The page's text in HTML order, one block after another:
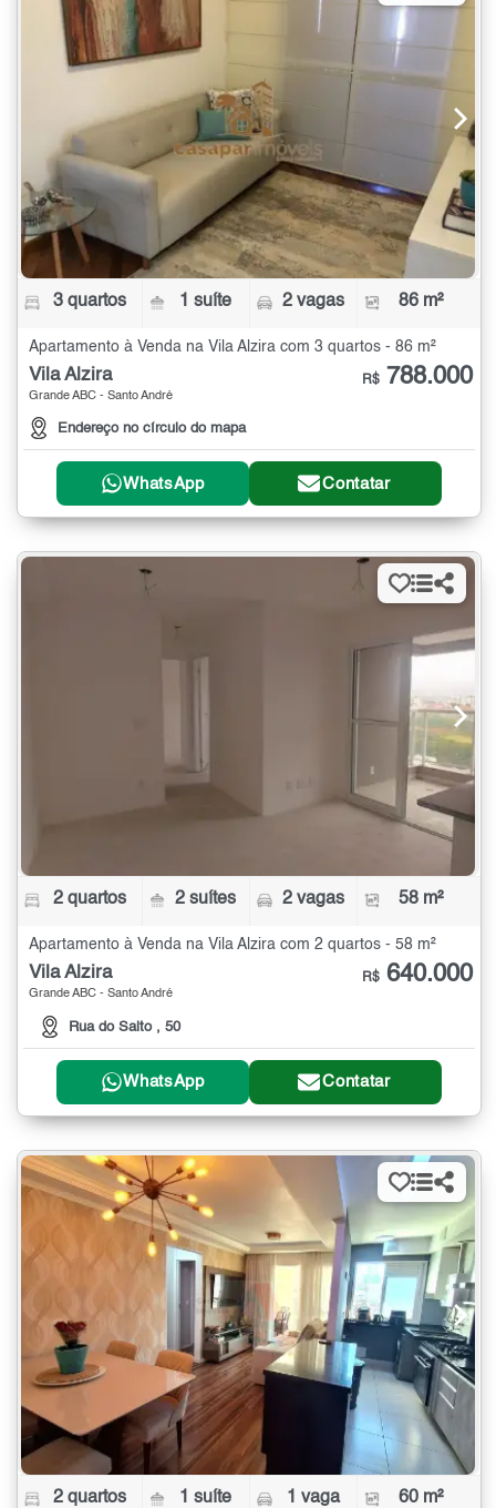
3 quartos 1 suíte 2 vagas 86 m²
Apartamento à Venda na Vila Alzira com 3 quartos - 86 m²
Vila Alzira
Grande ABC - Santo André
Endereço no círculo do mapa
R$ 788.000
WhatsApp Contatar
2 quartos 2 suítes 2 vagas 58 m²
Apartamento à Venda na Vila Alzira com 2 quartos - 58 m²
Vila Alzira
Grande ABC - Santo André
Rua do Salto , 50
R$ 640.000
WhatsApp Contatar
2 quartos 1 suíte 1 vaga 60 m²